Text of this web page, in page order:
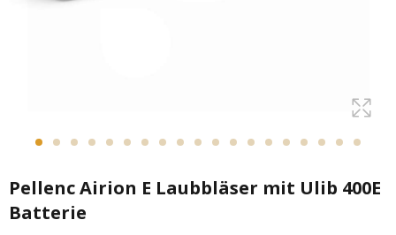
Pellenc Airion E Laubbläser mit Ulib 400E
Batterie